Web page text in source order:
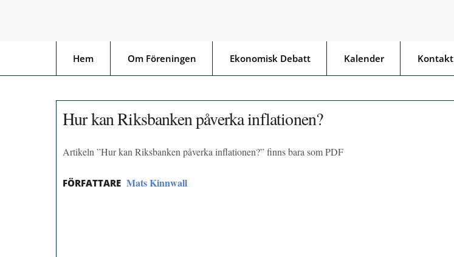
Hem Om Föreningen Ekonomisk Debatt Kalender Kontakt
Hur kan Riksbanken påverka inflationen?
Artikeln ”Hur kan Riksbanken påverka inflationen?” finns bara som PDF
FÖRFATTARE Mats Kinnwall